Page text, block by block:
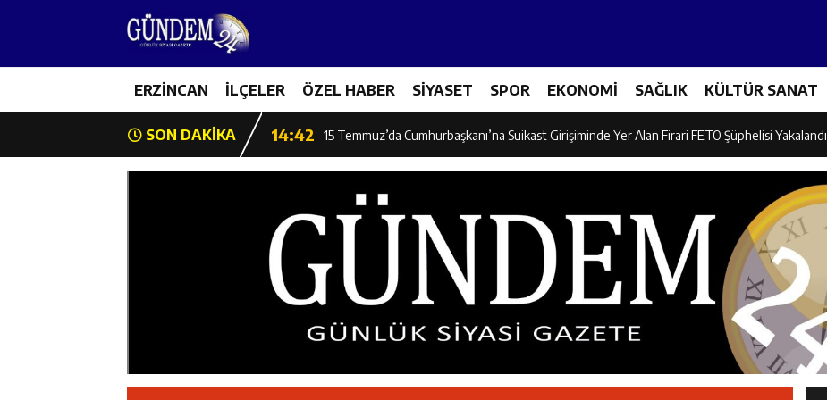
ERZİNCAN İLÇELER ÖZEL HABER SİYASET SPOR EKONOMİ SAĞLIK KÜLTÜR SANAT
SON DAKİKA
14:43 ETSO Başkan Adayı Süleyman Tan Üyelerle Buluştu
14:42 15 Temmuz’da Cumhurbaşkanı’na Suikast Girişiminde Yer Alan Firari FETÖ Şüphelisi Yakalandı
11:52 Burhan İşliyen, Erzincan’da “Salı Sohbetleri”ne Konuk Oldu
11:52 Erzincan Badmintonda Finale Yükseldi